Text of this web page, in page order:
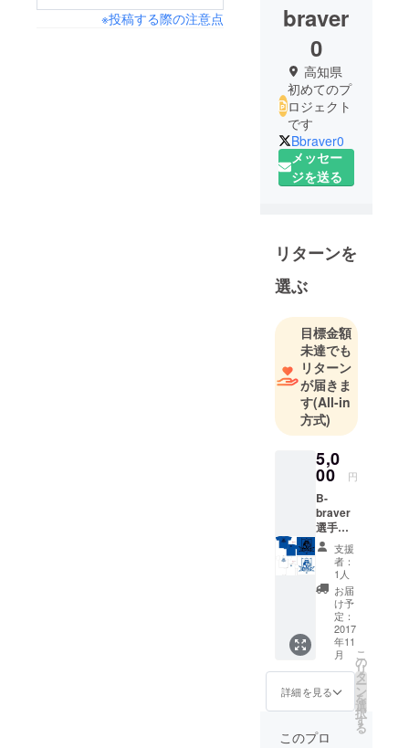
※投稿する際の注意点
braver
0
高知県
初めてのプ
ロジェクト
です
Bbraver0
メッセー
ジを送る
リターンを
選ぶ
目標金額
未達でも
リターン
が届きま
す(All-in
方式)
5,0
00 円
B-
braver
選手着
用モデ
ルのT
シャツ1
枚(青or
白) お好
きなナ
ンバー
入り
支援
者：
1人
お届
け予
定：
2017
年11
月
詳細を見る
こ
の
リ
タ
ー
ン
を
選
択
す
る
このプロ